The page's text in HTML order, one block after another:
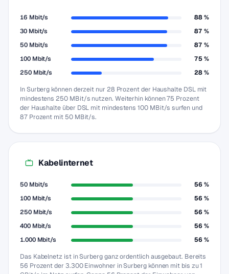
16 Mbit/s
88 %
30 Mbit/s
87 %
50 Mbit/s
87 %
100 Mbit/s
75 %
250 Mbit/s
28 %
In Surberg können derzeit nur 28 Prozent der Haushalte DSL mit
mindestens 250 MBit/s nutzen. Weiterhin können 75 Prozent
der Haushalte über DSL mit mindestens 100 MBit/s surfen und
87 Prozent mit 50 MBit/s.
Kabelinternet
50 Mbit/s
56 %
100 Mbit/s
56 %
250 Mbit/s
56 %
400 Mbit/s
56 %
1.000 Mbit/s
56 %
Das Kabelnetz ist in Surberg ganz ordentlich ausgebaut. Bereits
56 Prozent der 3.300 Einwohner in Surberg können mit bis zu 1